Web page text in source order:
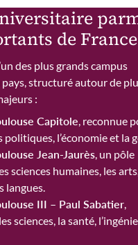
de France
des plus grands campus
structuré autour de
:
Capitole, reconnue
politiques, l’économie et la
Jean-Jaurès, un pôle
sciences humaines, les
langues.
III – Paul Sabatier,
sciences, la santé,